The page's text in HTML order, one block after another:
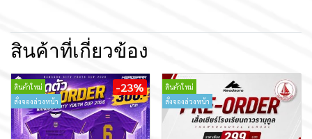
สินค้าที่เกี่ยวข้อง
สินค้าใหม่
สั่งจองล่วงหน้า
-23%
สินค้าใหม่
สั่งจองล่วงหน้า